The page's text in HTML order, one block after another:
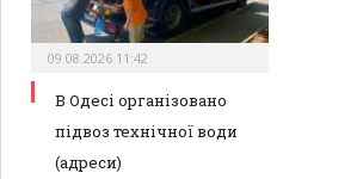
09.08.2026 11:42
В Одесі організовано
підвоз технічної води
(адреси)